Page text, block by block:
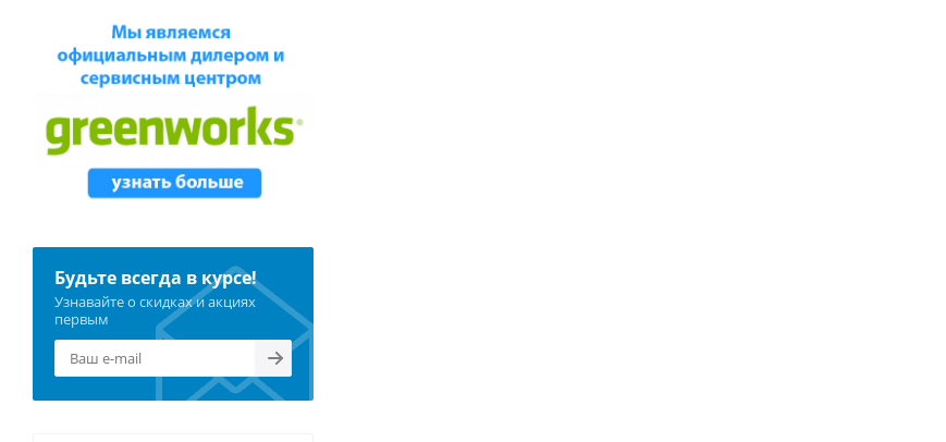
Будьте всегда в курсе!
Узнавайте о скидках и акциях
первым